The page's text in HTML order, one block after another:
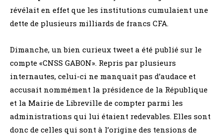
révélait en effet que les institutions cumulaient une
dette de plusieurs milliards de francs CFA.
Dimanche, un bien curieux tweet a été publié sur le
compte «CNSS GABON». Repris par plusieurs
internautes, celui-ci ne manquait pas d’audace et
accusait nommément la présidence de la République
et la Mairie de Libreville de compter parmi les
administrations qui lui étaient redevables. Elles sont
donc de celles qui sont à l’origine des tensions de